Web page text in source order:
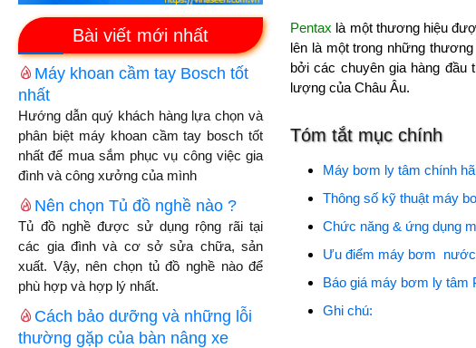
Bài viết mới nhất
Máy khoan cầm tay Bosch tốt
nhất
Hướng dẫn quý khách hàng lựa chọn và
phân biệt máy khoan cầm tay bosch tốt
nhất để mua sắm phục vụ công việc gia
đình và công xưởng của mình
Nên chọn Tủ đồ nghề nào ?
Tủ đồ nghề được sử dụng rộng rãi tại
các gia đình và cơ sở sửa chữa, sản
xuất. Vậy, nên chọn tủ đồ nghề nào để
phù hợp và hợp lý nhất.
Cách bảo dưỡng và những lỗi
thường gặp của bàn nâng xe
Pentax là một thương hiệu
lên là một trong những
bởi các chuyên gia hàng đầu
lượng của Châu Âu.
Tóm tắt mục chính
Máy bơm ly tâm chính
Thông số kỹ thuật máy
Chức năng & ứng dụng
Ưu điểm máy bơm nước
Báo giá máy bơm ly tâm
Ghi chú: